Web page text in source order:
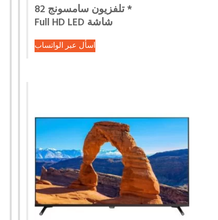
* تلفزيون سامسونج 82
شاشة Full HD LED
اسأل عبر الواتساب